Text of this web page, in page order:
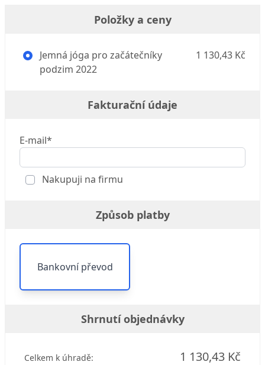
Položky a ceny
Jemná jóga pro začátečníky
podzim 2022
1 130,43 Kč
Fakturační údaje
E-mail*
Nakupuji na firmu
Způsob platby
Bankovní převod
Shrnutí objednávky
Celkem k úhradě: 1 130,43 Kč